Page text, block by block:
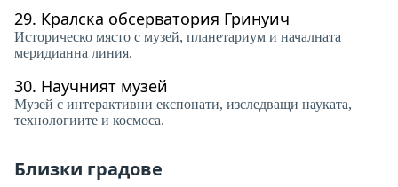
29. Кралска обсерватория Гринуич
Историческо място с музей, планетариум и началната
меридианна линия.
30. Научният музей
Музей с интерактивни експонати, изследващи науката,
технологиите и космоса.
Близки градове